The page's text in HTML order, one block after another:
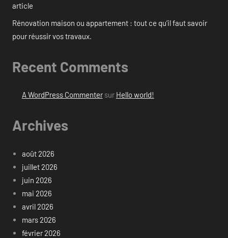
article
Rénovation maison ou appartement : tout ce qu’il faut savoir
pour réussir vos travaux.
Recent Comments
A WordPress Commentersur Hello world!
Archives
août 2026
juillet 2026
juin 2026
mai 2026
avril 2026
mars 2026
février 2026